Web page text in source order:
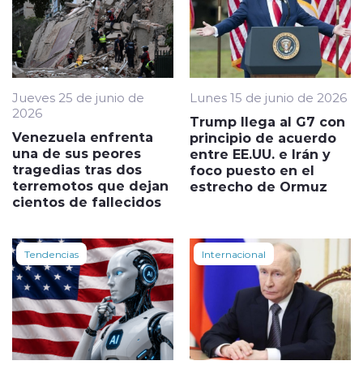
Jueves 25 de junio de
2026
Venezuela enfrenta
una de sus peores
tragedias tras dos
terremotos que dejan
cientos de fallecidos
Lunes 15 de junio de 2026
Trump llega al G7 con
principio de acuerdo
entre EE.UU. e Irán y
foco puesto en el
estrecho de Ormuz
Tendencias Internacional